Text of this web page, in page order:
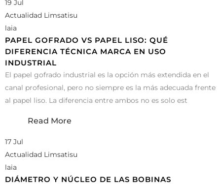
19 Jul
Actualidad Limsatisu
laia
PAPEL GOFRADO VS PAPEL LISO: QUÉ
DIFERENCIA TÉCNICA MARCA EN USO
INDUSTRIAL
El papel gofrado industrial es la opción más extendida en el
canal profesional, pero no siempre es la más adecuada frente
al papel liso. La diferencia entre ambos no es solo est
Read More
17 Jul
Actualidad Limsatisu
laia
DIÁMETRO Y NÚCLEO DE LAS BOBINAS